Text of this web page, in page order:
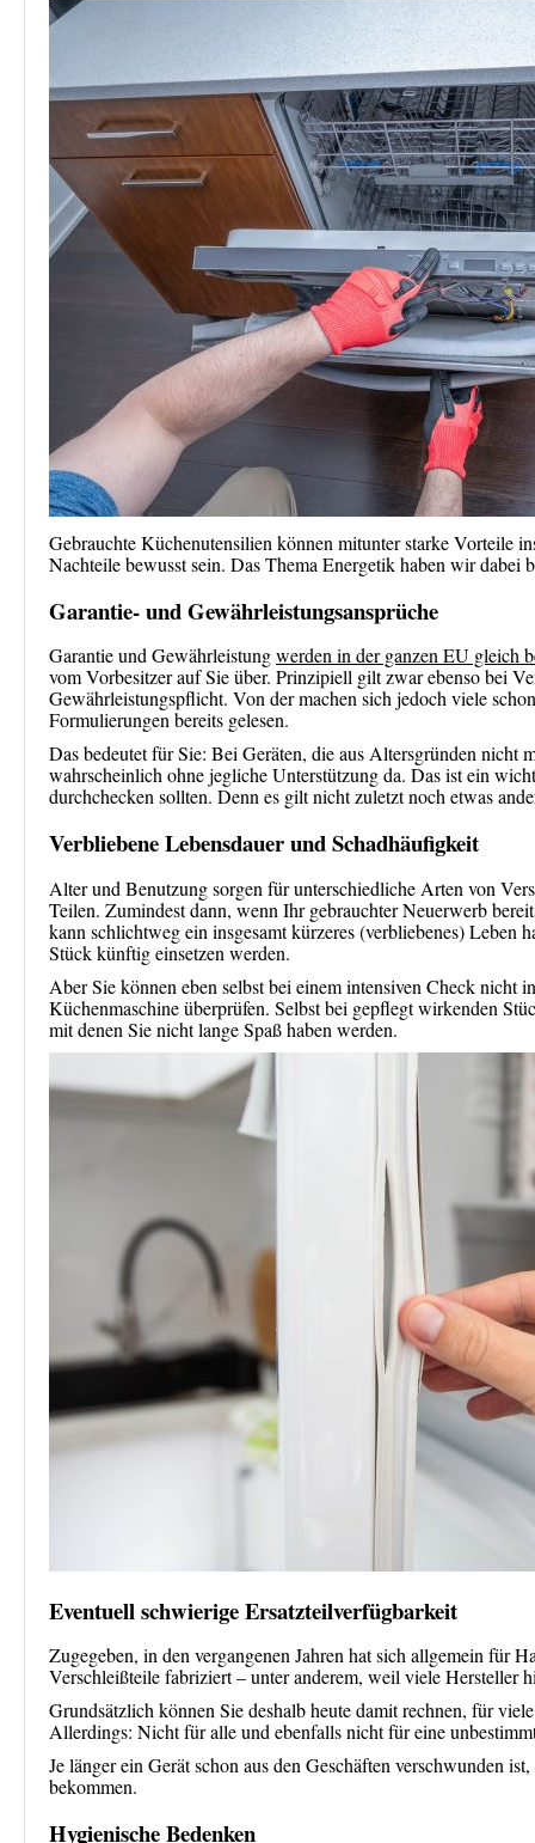
Gebrauchte Küchenutensilien können mitunter starke Vorteile
Nachteile bewusst sein. Das Thema Energetik haben wir dabei
Garantie- und Gewährleistungsansprüche
Garantie und Gewährleistungwerden in der ganzen EU gleich
vom Vorbesitzer auf Sie über. Prinzipiell gilt zwar ebenso bei
Gewährleistungspflicht. Von der machen sich jedoch viele
Formulierungen bereits gelesen.
Das bedeutet für Sie: Bei Geräten, die aus Altersgründen nicht
wahrscheinlich ohne jegliche Unterstützung da. Das ist ein
durchchecken sollten. Denn es gilt nicht zuletzt noch etwas
Verbliebene Lebensdauer und Schadhäufigkeit
Alter und Benutzung sorgen für unterschiedliche Arten von
Teilen. Zumindest dann, wenn Ihr gebrauchter Neuerwerb
kann schlichtweg ein insgesamt kürzeres (verbliebenes) Leben
Stück künftig einsetzen werden.
Aber Sie können eben selbst bei einem intensiven Check nicht
Küchenmaschine überprüfen. Selbst bei gepflegt wirkenden
mit denen Sie nicht lange Spaß haben werden.
Eventuell schwierige Ersatzteilverfügbarkeit
Zugegeben, in den vergangenen Jahren hat sich allgemein für
Verschleißteile fabriziert – unter anderem, weil viele Hersteller
Grundsätzlich können Sie deshalb heute damit rechnen, für
Allerdings: Nicht für alle und ebenfalls nicht für eine
Je länger ein Gerät schon aus den Geschäften verschwunden
bekommen.
Hygienische Bedenken